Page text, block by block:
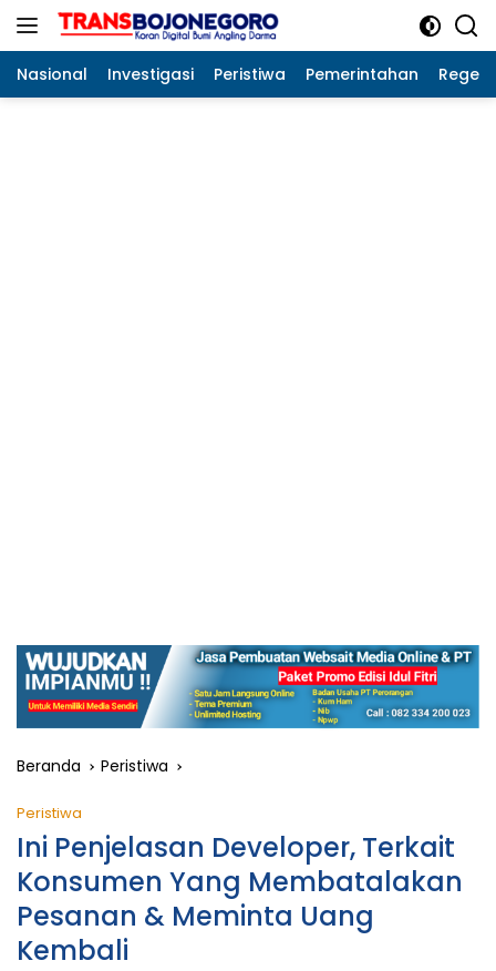
Langsung
Nasional Investigasi Peristiwa Pemerintahan
Beranda Peristiwa
Peristiwa
Ini Penjelasan Developer, Terkait
Konsumen Yang Membatalakan
Pesanan & Meminta Uang
Kembali